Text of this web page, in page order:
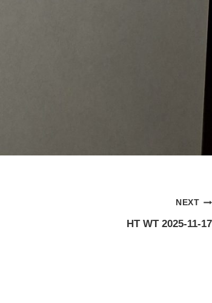
NEXT
HT WT 2025-11-17